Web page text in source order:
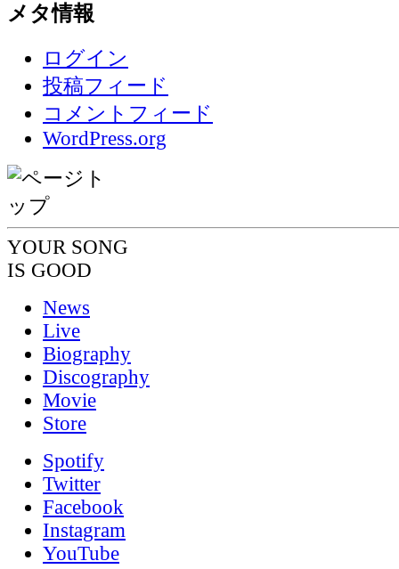
メタ情報
ログイン
投稿フィード
コメントフィード
WordPress.org
YOUR SONG
IS GOOD
News
Live
Biography
Discography
Movie
Store
Spotify
Twitter
Facebook
Instagram
YouTube